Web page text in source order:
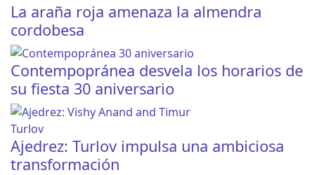
La araña roja amenaza la almendra
cordobesa
Contempopránea desvela los horarios de
su fiesta 30 aniversario
Ajedrez: Turlov impulsa una ambiciosa
transformación